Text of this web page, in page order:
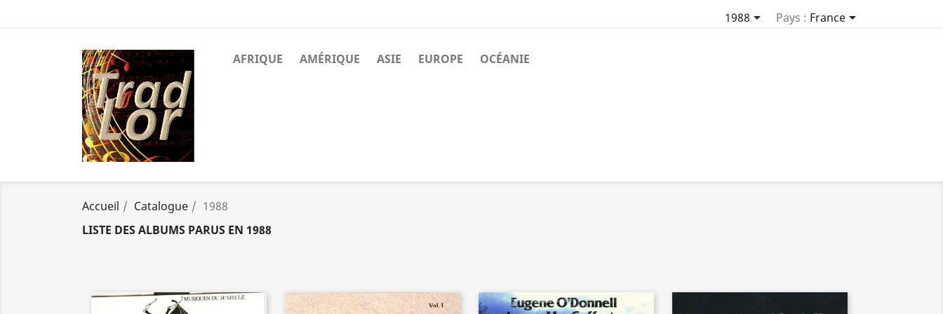
1988 Pays : France
AFRIQUE AMÉRIQUE ASIE EUROPE OCÉANIE
Accueil Catalogue
1988
LISTE DES ALBUMS PARUS EN 1988